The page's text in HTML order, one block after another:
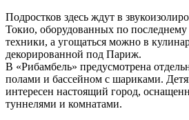
Подростков здесь ждут в
Токио, оборудованных по
техники, а угощаться можно в
декорированной под Париж.
В «Рибамбель» предусмотрена
полами и бассейном с шариками.
интересен настоящий город,
туннелями и комнатами.